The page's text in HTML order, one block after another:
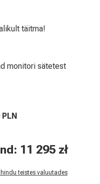
täitma!
monitori sätetest
11 295 zł
teistes valuutades